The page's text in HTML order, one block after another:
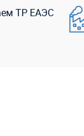
ТР ЕАЭС